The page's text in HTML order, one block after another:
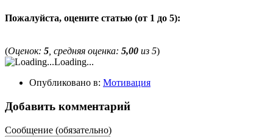
Пожалуйста, оцените статью (от 1 до 5):
(Оценок: 5, средняя оценка: 5,00 из 5)
Loading...
Опубликовано в: Мотивация
Добавить комментарий
Сообщение (обязательно)